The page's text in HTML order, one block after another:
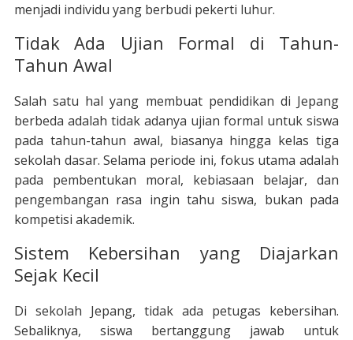
menjadi individu yang berbudi pekerti luhur.
Tidak Ada Ujian Formal di Tahun-
Tahun Awal
Salah satu hal yang membuat pendidikan di Jepang
berbeda adalah tidak adanya ujian formal untuk siswa
pada tahun-tahun awal, biasanya hingga kelas tiga
sekolah dasar. Selama periode ini, fokus utama adalah
pada pembentukan moral, kebiasaan belajar, dan
pengembangan rasa ingin tahu siswa, bukan pada
kompetisi akademik.
Sistem Kebersihan yang Diajarkan
Sejak Kecil
Di sekolah Jepang, tidak ada petugas kebersihan.
Sebaliknya, siswa bertanggung jawab untuk